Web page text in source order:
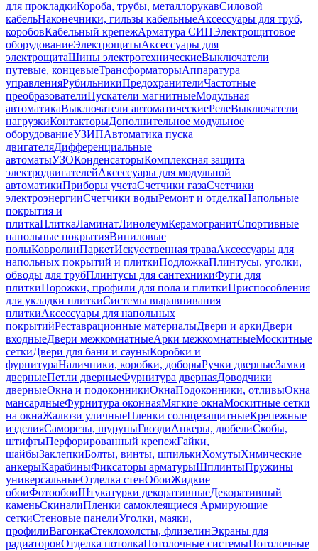
для прокладкиКороба, трубы, металлорукавСиловой
кабельНаконечники, гильзы кабельныеАксессуары для труб,
коробовКабельный крепежАрматура СИПЭлектрощитовое
оборудованиеЭлектрощитыАксессуары для
электрощитаШины электротехническиеВыключатели
путевые, концевыеТрансформаторыАппаратура
управленияРубильникиПредохранителиЧастотные
преобразователиПускатели магнитныеМодульная
автоматикаВыключатели автоматическиеРелеВыключатели
нагрузкиКонтакторыДополнительное модульное
оборудованиеУЗИПАвтоматика пуска
двигателяДифференциальные
автоматыУЗОКонденсаторыКомплексная защита
электродвигателейАксессуары для модульной
автоматикиПриборы учетаСчетчики газаСчетчики
электроэнергииСчетчики водыРемонт и отделкаНапольные
покрытия и
плиткаПлиткаЛаминатЛинолеумКерамогранитСпортивные
напольные покрытияВиниловые
полыКовролинПаркетИскусственная траваАксессуары для
напольных покрытий и плиткиПодложкаПлинтусы, уголки,
обводы для трубПлинтусы для сантехникиФуги для
плиткиПорожки, профили для пола и плиткиПриспособления
для укладки плиткиСистемы выравнивания
плиткиАксессуары для напольных
покрытийРеставрационные материалыДвери и аркиДвери
входныеДвери межкомнатныеАрки межкомнатныеМоскитные
сеткиДвери для бани и сауныКоробки и
фурнитураНаличники, коробки, доборыРучки дверныеЗамки
дверныеПетли дверныеФурнитура двернаяДоводчики
дверныеОкна и подоконникиОкнаПодоконники, отливыОкна
мансардныеФурнитура оконнаяМягкие окнаМоскитные сетки
на окнаЖалюзи уличныеПленки солнцезащитныеКрепежные
изделияСаморезы, шурупыГвоздиАнкеры, дюбелиСкобы,
штифтыПерфорированный крепежГайки,
шайбыЗаклепкиБолты, винты, шпилькиХомутыХимические
анкерыКарабиныФиксаторы арматурыШплинтыПружины
универсальныеОтделка стенОбоиЖидкие
обоиФотообоиШтукатурки декоративныеДекоративный
каменьСкиналиПленки самоклеящиеся Армирующие
сеткиСтеновые панелиУголки, маяки,
профилиВагонкаСтеклохолсты, флизелинЭкраны для
радиаторовОтделка потолкаПотолочные системыПотолочные